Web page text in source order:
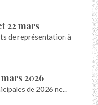
22 mars
de représentation à
2026
de 2026 ne...